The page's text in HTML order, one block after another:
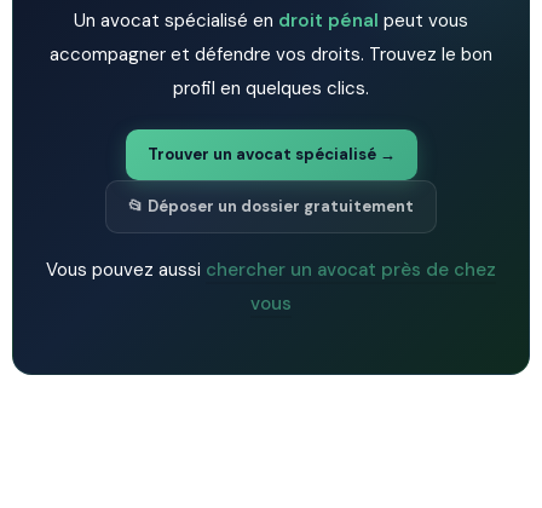
Un avocat spécialisé en droit pénal peut vous
accompagner et défendre vos droits. Trouvez le bon
profil en quelques clics.
Trouver un avocat spécialisé →
📂 Déposer un dossier gratuitement
Vous pouvez aussi chercher un avocat près de chez
vous